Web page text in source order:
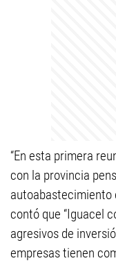
“En esta primera
con la provincia
autoabastecimiento
contó que “Iguacel
agresivos de
empresas tienen